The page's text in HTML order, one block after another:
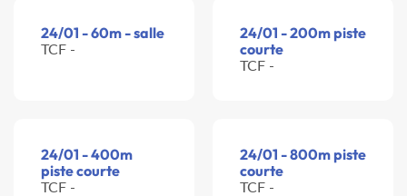
24/01 - 60m - salle
TCF -
24/01 - 200m piste
courte
TCF -
24/01 - 400m
piste courte
TCF -
24/01 - 800m piste
courte
TCF -